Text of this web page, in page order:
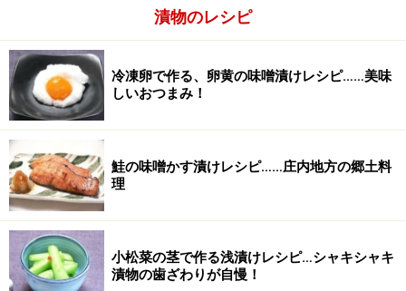
2
1mmの厚さに切る。
1mmの厚さに切ります。スライサーを使うと手早く均等
に切れます。ザルに広げ、塩小さじ1を全体に振りま
す。
漬物のレシピ
冷凍卵で作る、卵黄の味噌漬けレシピ……美味
しいおつまみ！
鮭の味噌かす漬けレシピ……庄内地方の郷土料
理
小松菜の茎で作る浅漬けレシピ…シャキシャキ
漬物の歯ざわりが自慢！